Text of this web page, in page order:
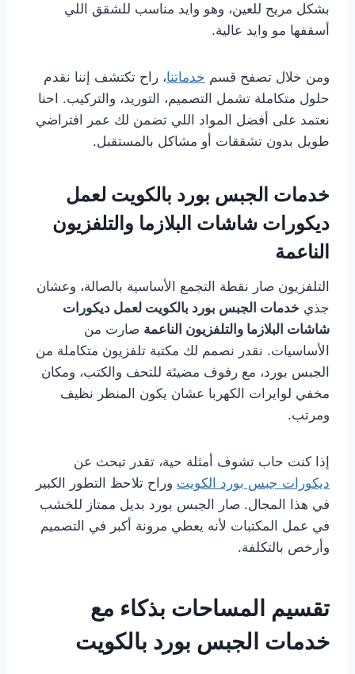
بشكل مريح للعين، وهو وايد مناسب للشقق اللي
أسقفها مو وايد عالية.
ومن خلال تصفح قسم خدماتنا، راح تكتشف إننا نقدم
حلول متكاملة تشمل التصميم، التوريد، والتركيب. احنا
نعتمد على أفضل المواد اللي تضمن لك عمر افتراضي
طويل بدون تشققات أو مشاكل بالمستقبل.
خدمات الجبس بورد بالكويت لعمل
ديكورات شاشات البلازما والتلفزيون
الناعمة
التلفزيون صار نقطة التجمع الأساسية بالصالة، وعشان
جذي خدمات الجبس بورد بالكويت لعمل ديكورات
شاشات البلازما والتلفزيون الناعمة صارت من
الأساسيات. نقدر نصمم لك مكتبة تلفزيون متكاملة من
الجبس بورد، مع رفوف مضيئة للتحف والكتب، ومكان
مخفي لوايرات الكهربا عشان يكون المنظر نظيف
ومرتب.
إذا كنت حاب تشوف أمثلة حية، تقدر تبحث عن
ديكورات جبس بورد الكويت وراح تلاحظ التطور الكبير
في هذا المجال. صار الجبس بورد بديل ممتاز للخشب
في عمل المكتبات لأنه يعطي مرونة أكبر في التصميم
وأرخص بالتكلفة.
تقسيم المساحات بذكاء مع
خدمات الجبس بورد بالكويت